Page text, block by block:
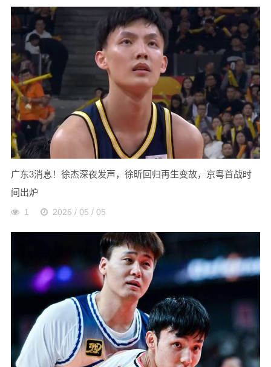
广东3消息！徐杰深夜发声，徐昕回归再生变故，京粤首战时
间出炉
1 2026 / 05 / 05